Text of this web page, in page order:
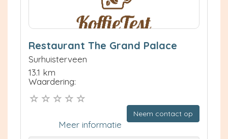
Restaurant The Grand Palace
Surhuisterveen
13.1 km
Waardering:
Neem contact op
Meer informatie